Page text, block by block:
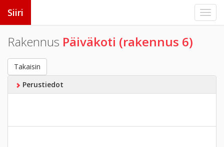
Siiri
Rakennus Päiväkoti (rakennus 6)
Takaisin
Perustiedot